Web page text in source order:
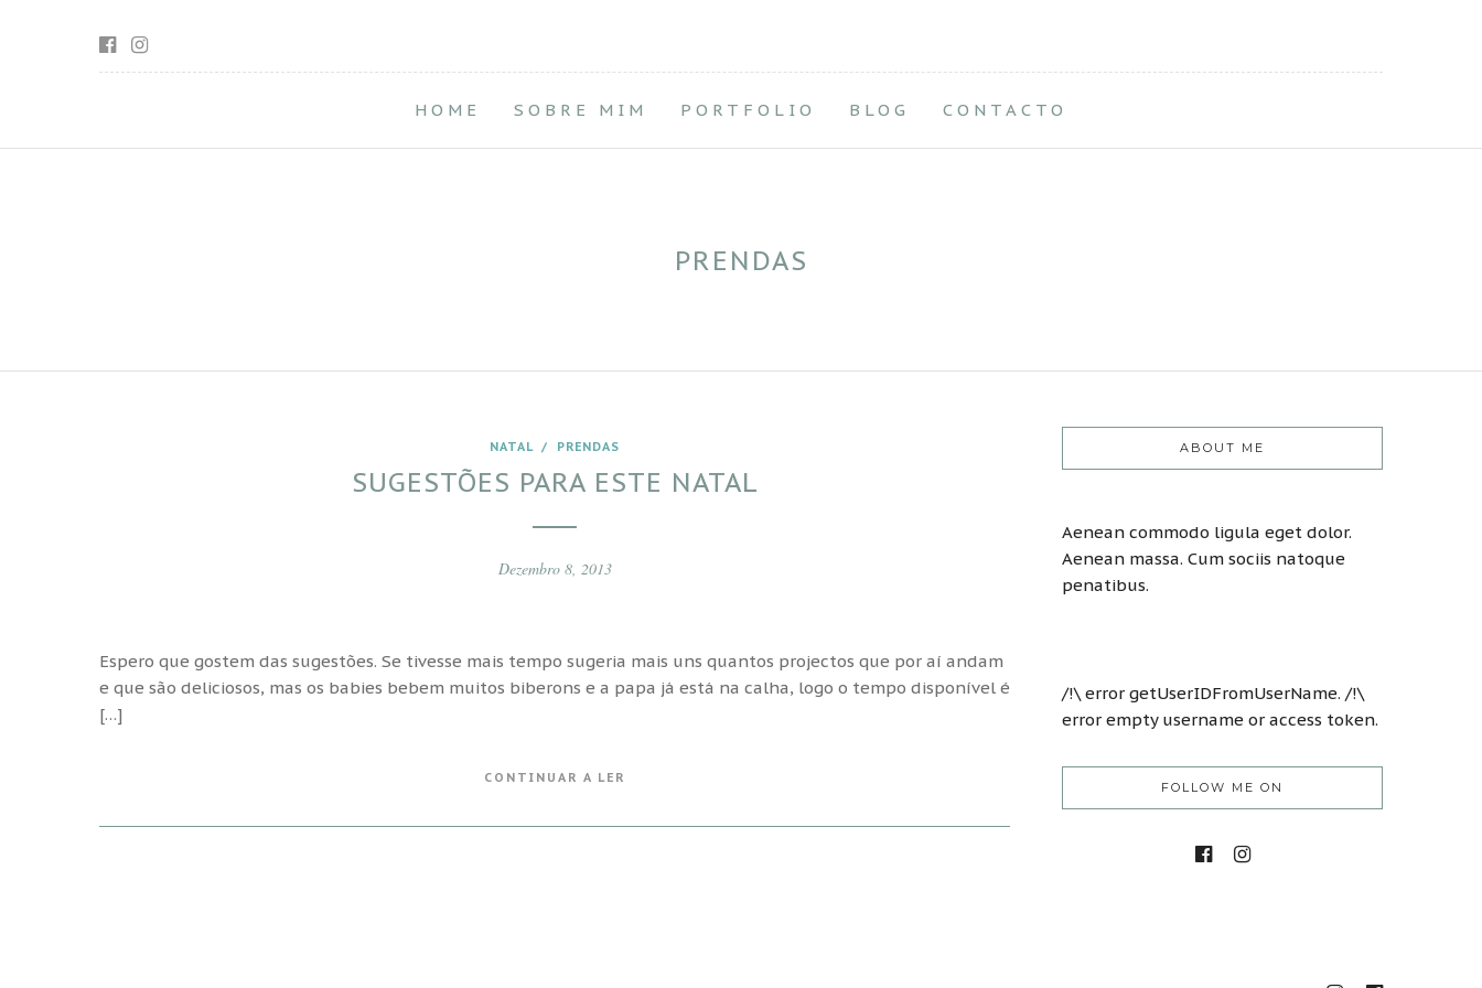
HOME SOBRE MIM PORTFOLIO BLOG CONTACTO
PRENDAS
NATAL/ PRENDAS
SUGESTÕES PARA ESTE NATAL
Dezembro 8, 2013
Espero que gostem das sugestões. Se tivesse mais tempo sugeria mais uns quantos projectos que por aí andam
e que são deliciosos, mas os babies bebem muitos biberons e a papa já está na calha, logo o tempo disponível é
[…]
CONTINUAR A LER
ABOUT ME
Aenean commodo ligula eget dolor.
Aenean massa. Cum sociis natoque
penatibus.
/!\ error getUserIDFromUserName. /!\
error empty username or access token.
FOLLOW ME ON